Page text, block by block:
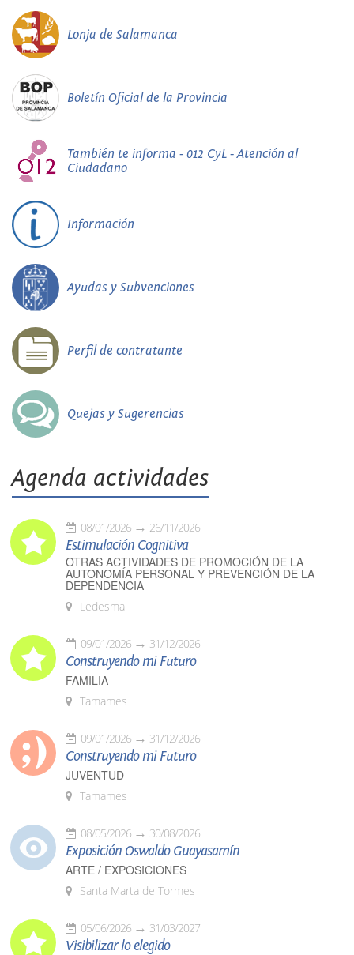
Lonja de Salamanca
Boletín Oficial de la Provincia
También te informa - 012 CyL - Atención al
Ciudadano
Información
Ayudas y Subvenciones
Perfil de contratante
Quejas y Sugerencias
Agenda actividades
08/01/2026 26/11/2026
Estimulación Cognitiva
OTRAS ACTIVIDADES DE PROMOCIÓN DE LA
AUTONOMÍA PERSONAL Y PREVENCIÓN DE LA
DEPENDENCIA
Ledesma
09/01/2026 31/12/2026
Construyendo mi Futuro
FAMILIA
Tamames
09/01/2026 31/12/2026
Construyendo mi Futuro
JUVENTUD
Tamames
08/05/2026 30/08/2026
Exposición Oswaldo Guayasamín
ARTE / EXPOSICIONES
Santa Marta de Tormes
05/06/2026 31/03/2027
Visibilizar lo elegido